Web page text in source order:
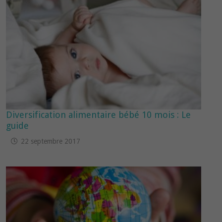
Diversification alimentaire bébé 10 mois : Le
guide
22 septembre 2017